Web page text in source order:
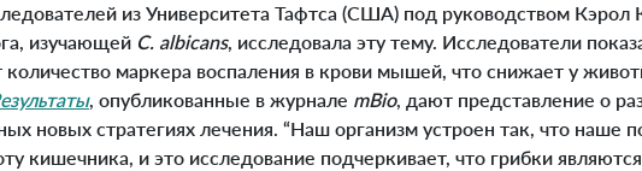
из Университета Тафтса (США) под руководством Кэрол
изучающей C. albicans, исследовала эту тему. Исследователи
количество маркера воспаления в крови мышей, что снижает у
, опубликованные в журнале mBio, дают представление о
новых стратегиях лечения. “Наш организм устроен так, что наше
кишечника, и это исследование подчеркивает, что грибки